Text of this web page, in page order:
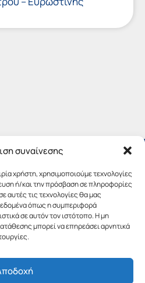
συναίνεσης
χρήστη, χρησιμοποιούμε τεχνολογίες
ή/και την πρόσβαση σε πληροφορίες
αυτές τις τεχνολογίες θα μας
όπως η συμπεριφορά
σε αυτόν τον ιστότοπο. Η μη
μπορεί να επηρεάσει αρνητικά